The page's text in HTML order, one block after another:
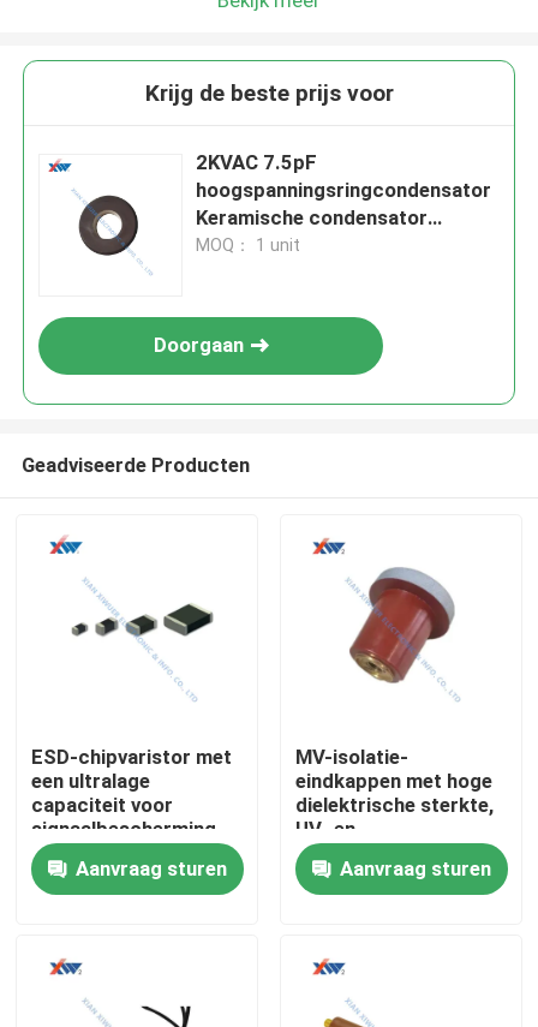
Huis
VR-show
Krijg de beste prijs voor
2KVAC 7.5pF
hoogspanningsringcondensator
Keramische condensator
leverancier China
MOQ： 1 unit
Doorgaan
Geadviseerde Producten
ESD-chipvaristor met
een ultralage
capaciteit voor
signaalbescherming
op hoge snelheid en
bescherming van
automobielcircuits
Aanvraag sturen
MV-isolatie-
eindkappen met hoge
dielektrische sterkte,
UV- en
vochtbestendige voor
schakel- en
kabelcompartimenten
Aanvraag sturen